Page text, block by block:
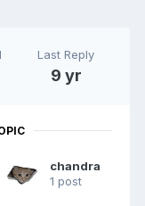
Last Reply
9 yr
chandra
1 post